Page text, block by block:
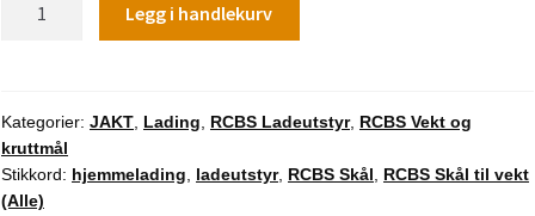
(Alle)
antall
Legg i handlekurv
Kategorier: JAKT Lading RCBS Ladeutstyr, RCBS Vekt og
kruttmål
Stikkord: hjemmelading ladeutstyr, RCBS Skål
RCBS Skål til vekt
(Alle)